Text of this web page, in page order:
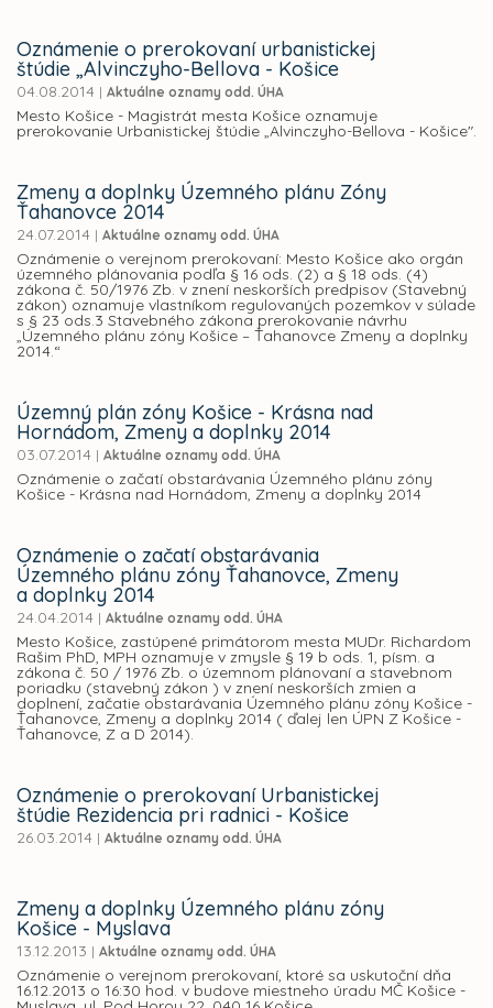
Oznámenie o prerokovaní urbanistickej
štúdie „Alvinczyho-Bellova - Košice
04.08.2014 | Aktuálne oznamy odd. ÚHA
Mesto Košice - Magistrát mesta Košice oznamuje
prerokovanie Urbanistickej štúdie „Alvinczyho-Bellova - Košice".
Zmeny a doplnky Územného plánu Zóny
Ťahanovce 2014
24.07.2014 | Aktuálne oznamy odd. ÚHA
Oznámenie o verejnom prerokovaní: Mesto Košice ako orgán
územného plánovania podľa § 16 ods. (2) a § 18 ods. (4)
zákona č. 50/1976 Zb. v znení neskorších predpisov (Stavebný
zákon) oznamuje vlastníkom regulovaných pozemkov v súlade
s § 23 ods.3 Stavebného zákona prerokovanie návrhu
„Územného plánu zóny Košice – Ťahanovce Zmeny a doplnky
2014.“
Územný plán zóny Košice - Krásna nad
Hornádom, Zmeny a doplnky 2014
03.07.2014 | Aktuálne oznamy odd. ÚHA
Oznámenie o začatí obstarávania Územného plánu zóny
Košice - Krásna nad Hornádom, Zmeny a doplnky 2014
Oznámenie o začatí obstarávania
Územného plánu zóny Ťahanovce, Zmeny
a doplnky 2014
24.04.2014 | Aktuálne oznamy odd. ÚHA
Mesto Košice, zastúpené primátorom mesta MUDr. Richardom
Rašim PhD, MPH oznamuje v zmysle § 19 b ods. 1, písm. a
zákona č. 50 / 1976 Zb. o územnom plánovaní a stavebnom
poriadku (stavebný zákon ) v znení neskorších zmien a
doplnení, začatie obstarávania Územného plánu zóny Košice -
Ťahanovce, Zmeny a doplnky 2014 ( ďalej len ÚPN Z Košice -
Ťahanovce, Z a D 2014).
Oznámenie o prerokovaní Urbanistickej
štúdie Rezidencia pri radnici - Košice
26.03.2014 | Aktuálne oznamy odd. ÚHA
Zmeny a doplnky Územného plánu zóny
Košice - Myslava
13.12.2013 | Aktuálne oznamy odd. ÚHA
Oznámenie o verejnom prerokovaní, ktoré sa uskutoční dňa
16.12.2013 o 16:30 hod. v budove miestneho úradu MČ Košice -